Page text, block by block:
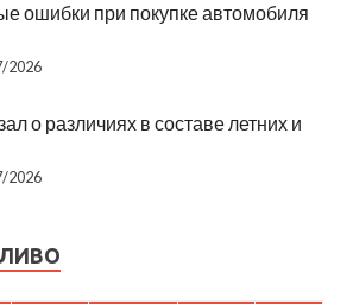
ошибки при покупке автомобиля
2026
о различиях в составе летних и
2026